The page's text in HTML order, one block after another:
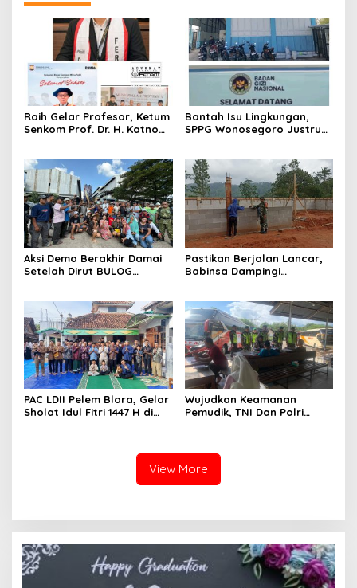
Raih Gelar Profesor, Ketum
Senkom Prof. Dr. H. Katno
Baru Pariwisata dan
Ketahanan Ekonomi
Bantah Isu Lingkungan,
SPPG Wonosegoro Justru
Aksi Demo Berakhir Damai
Setelah Dirut BULOG
Blora melalui PT GMM
Sesuai Harga Pemerintah
Pastikan Berjalan Lancar,
Babinsa Dampingi
PAC LDII Pelem Blora, Gelar
Sholat Idul Fitri 1447 H di
Wujudkan Keamanan
Pemudik, TNI Dan Polri
View More